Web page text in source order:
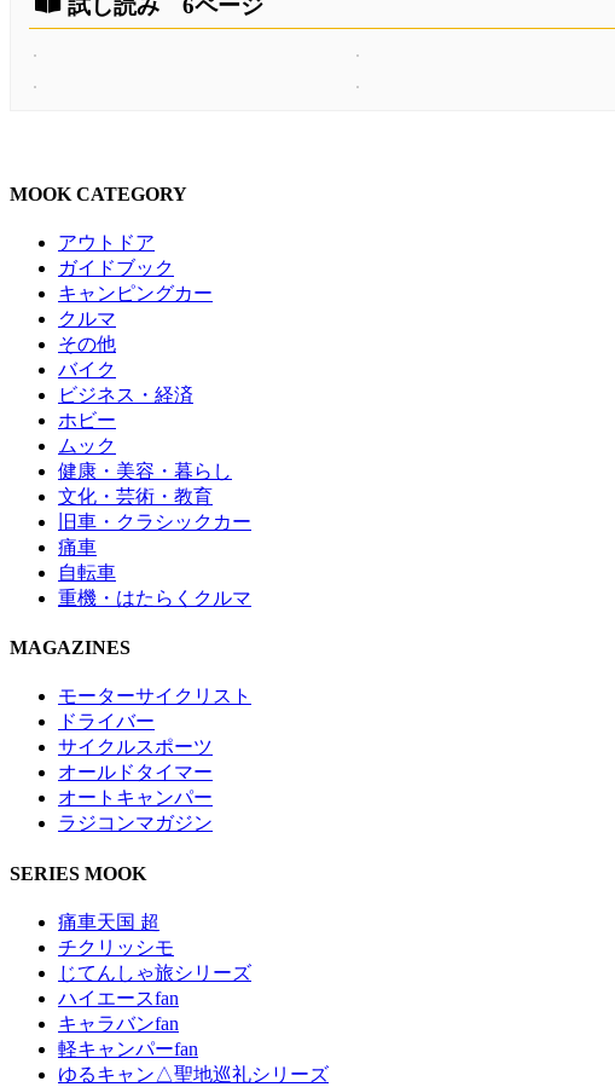
MOOK CATEGORY
アウトドア
ガイドブック
キャンピングカー
クルマ
その他
バイク
ビジネス・経済
ホビー
ムック
健康・美容・暮らし
文化・芸術・教育
旧車・クラシックカー
痛車
自転車
重機・はたらくクルマ
MAGAZINES
モーターサイクリスト
ドライバー
サイクルスポーツ
オールドタイマー
オートキャンパー
ラジコンマガジン
SERIES MOOK
痛車天国 超
チクリッシモ
じてんしゃ旅シリーズ
ハイエースfan
キャラバンfan
軽キャンパーfan
ゆるキャン△聖地巡礼シリーズ